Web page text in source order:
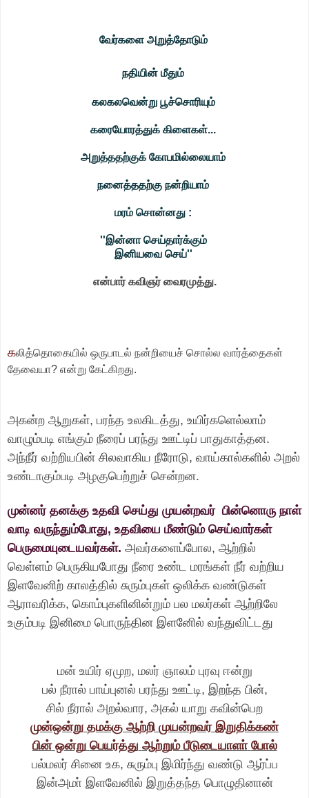
வேர்களை அறுத்தோடும்
நதியின் மீதும்
கலகலவென்று பூச்சொரியும்
கரையோரத்துக் கிளைகள்...
அறுத்ததற்குக் கோபமில்லையாம்
நனைத்ததற்கு நன்றியாம்
மரம் சொன்னது :
''இன்னா செய்தார்க்கும்
இனியவை செய்''
என்பார் கவிஞர் வைரமுத்து.
கலித்தொகையில் ஒருபாடல் நன்றியைச் சொல்ல வார்த்தைகள்
தேவையா? என்று கேட்கிறது.
அகன்ற ஆறுகள், பரந்த உலகிடத்து, உயிர்களெல்லாம்
வாழும்படி எங்கும் நீரைப் பரந்து ஊட்டிப் பாதுகாத்தன.
அந்நீர் வற்றியபின் சிலவாகிய நீரோடு, வாய்கால்களில் அறல்
உண்டாகும்படி அழகுபெற்றுச் சென்றன.
முன்னர் தனக்கு உதவி செய்து முயன்றவர் பின்னொரு நாள்
வாடி வருந்தும்போது, உதவியை மீண்டும் செய்வார்கள்
பெருமையுடையவர்கள். அவர்களைப்போல, ஆற்றில்
வெள்ளம் பெருகியபோது நீரை உண்ட மரங்கள் நீர் வற்றிய
இளவேனிற் காலத்தில் சுரும்புகள் ஒலிக்க வண்டுகள்
ஆராவரிக்க, கொம்புகளினின்றும் பல மலர்கள் ஆற்றிலே
உகும்படி இனிமை பொருந்தின இளனேில் வந்துவிட்டது
மன் உயிர் ஏமுற, மலர் ஞாலம் புரவு ஈன்று
பல் நீரால் பாய்புனல் பரந்து ஊட்டி, இறந்த பின்,
சில் நீரால் அறல்வார, அகல் யாறு கவின்பெற
முன்ஒன்று தமக்கு ஆற்றி முயன்றவர் இறுதிக்கண்
பின் ஒன்று பெயர்த்து ஆற்றும் பீடுடையாளா் போல்
பல்மலர் சினை உக, சுரும்பு இமிர்ந்து வண்டு ஆர்ப்ப
இன்அமா் இளவேனில் இறுத்தந்த பொழுதினான்